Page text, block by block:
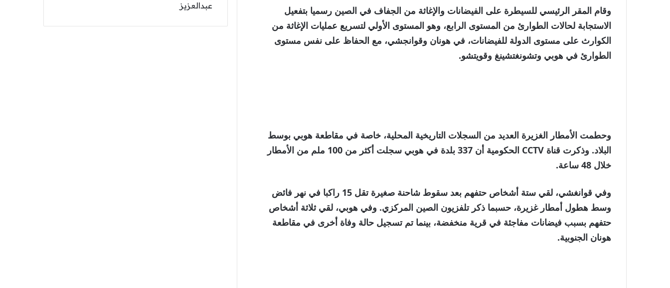
قائمة
من
3
عناصر
نهاية
القائمة
وقام المقر الرئيسي للسيطرة على الفيضانات والإغاثة من الجفاف في الصين رسميا بتفعيل
الاستجابة لحالات الطوارئ من المستوى الرابع، وهو المستوى الأولي لتسريع عمليات الإغاثة من
الكوارث على مستوى الدولة للفيضانات، في هونان وقوانجشي، مع الحفاظ على نفس مستوى
الطوارئ في هوبي وتشونغتشينغ وقويتشو.
وحطمت الأمطار الغزيرة العديد من السجلات التاريخية المحلية، خاصة في مقاطعة هوبي بوسط
البلاد. وذكرت قناة CCTV الحكومية أن 337 بلدة في هوبي سجلت أكثر من 100 ملم من الأمطار
خلال 48 ساعة.
وفي قوانغشي، لقي ستة أشخاص حتفهم بعد سقوط شاحنة صغيرة تقل 15 راكبا في نهر فائض
وسط هطول أمطار غزيرة، حسبما ذكر تلفزيون الصين المركزي. وفي هوبي، لقي ثلاثة أشخاص
حتفهم بسبب فيضانات مفاجئة في قرية منخفضة، بينما تم تسجيل حالة وفاة أخرى في مقاطعة
هونان الجنوبية.